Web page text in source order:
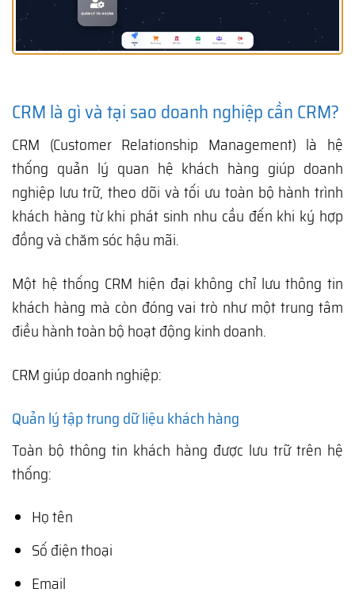
CRM là gì và tại sao doanh nghiệp cần CRM?
CRM (Customer Relationship Management) là hệ
thống quản lý quan hệ khách hàng giúp doanh
nghiệp lưu trữ, theo dõi và tối ưu toàn bộ hành trình
khách hàng từ khi phát sinh nhu cầu đến khi ký hợp
đồng và chăm sóc hậu mãi.
Một hệ thống CRM hiện đại không chỉ lưu thông tin
khách hàng mà còn đóng vai trò như một trung tâm
điều hành toàn bộ hoạt động kinh doanh.
CRM giúp doanh nghiệp:
Quản lý tập trung dữ liệu khách hàng
Toàn bộ thông tin khách hàng được lưu trữ trên hệ
thống:
Họ tên
Số điện thoại
Email